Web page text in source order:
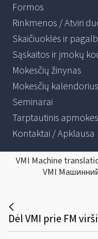
Formos
Rinkmenos / Atviri
Skaičiuoklės ir
Sąskaitos ir įmokų
Mokesčių žinynas
Mokesčių kalendorius
Seminarai
Tarptautinis
Kontaktai / Apklausa
VMI Machine
VMI